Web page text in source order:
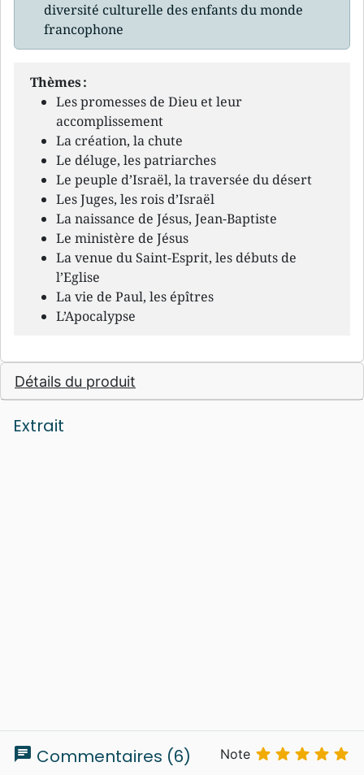
diversité culturelle des enfants du monde
francophone
Thèmes :
Les promesses de Dieu et leur
accomplissement
La création, la chute
Le déluge, les patriarches
Le peuple d’Israël, la traversée du désert
Les Juges, les rois d’Israël
La naissance de Jésus, Jean-Baptiste
Le ministère de Jésus
La venue du Saint-Esprit, les débuts de
l’Eglise
La vie de Paul, les épîtres
L’Apocalypse
Détails du produit
Extrait
chat Commentaires (6) Note     